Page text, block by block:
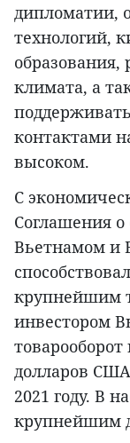
дипломатии,
технологий,
образования,
климата, а
контактами
высоком.
С
Соглашения о
Вьетнамом и
крупнейшим
инвестором
товарооборот
долларов
2021 году. В
крупнейшим